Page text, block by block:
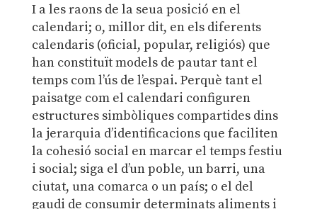
I a les raons de la seua posició en el
calendari; o, millor dit, en els diferents
calendaris (oficial, popular, religiós) que
han constituït models de pautar tant el
temps com l’ús de l’espai. Perquè tant el
paisatge com el calendari configuren
estructures simbòliques compartides dins
la jerarquia d’identificacions que faciliten
la cohesió social en marcar el temps festiu
i social; siga el d’un poble, un barri, una
ciutat, una comarca o un país; o el del
gaudi de consumir determinats aliments i